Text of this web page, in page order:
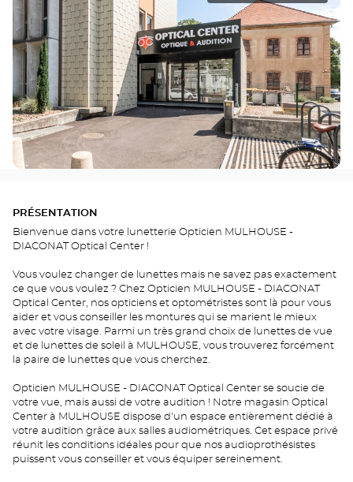
PRÉSENTATION
Bienvenue dans votre lunetterie Opticien MULHOUSE -
DIACONAT Optical Center !
Vous voulez changer de lunettes mais ne savez pas exactement
ce que vous voulez ? Chez Opticien MULHOUSE - DIACONAT
Optical Center, nos opticiens et optométristes sont là pour vous
aider et vous conseiller les montures qui se marient le mieux
avec votre visage. Parmi un très grand choix de lunettes de vue
et de lunettes de soleil à MULHOUSE, vous trouverez forcément
la paire de lunettes que vous cherchez.
Opticien MULHOUSE - DIACONAT Optical Center se soucie de
votre vue, mais aussi de votre audition ! Notre magasin Optical
Center à MULHOUSE dispose d'un espace entièrement dédié à
votre audition grâce aux salles audiométriques. Cet espace privé
réunit les conditions idéales pour que nos audioprothésistes
puissent vous conseiller et vous équiper sereinement.